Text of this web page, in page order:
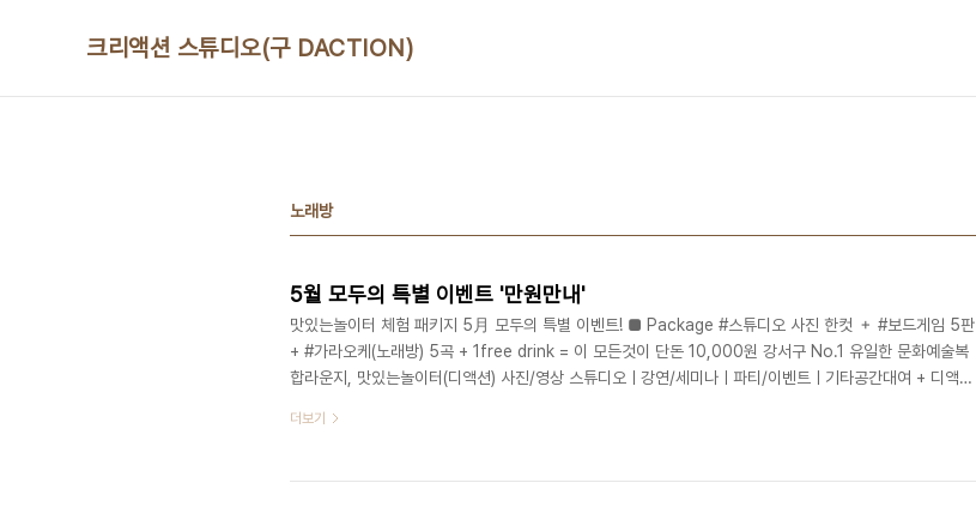
크리액션 스튜디오(구 DACTION)
노래방
5월 모두의 특별 이벤트 '만원만내'
맛있는놀이터 체험 패키지 5月 모두의 특별 이벤트! ■ Package #스튜디오 사진 한컷 ＋ #보드게임 5판
+ #가라오케(노래방) 5곡 + 1free drink = 이 모든것이 단돈 10,000원 강서구 No.1 유일한 문화예술복
합라운지, 맛있는놀이터(디액션) 사진/영상 스튜디오ㅣ강연/세미나ㅣ파티/이벤트ㅣ기타공간대여 + 디액션
더보기